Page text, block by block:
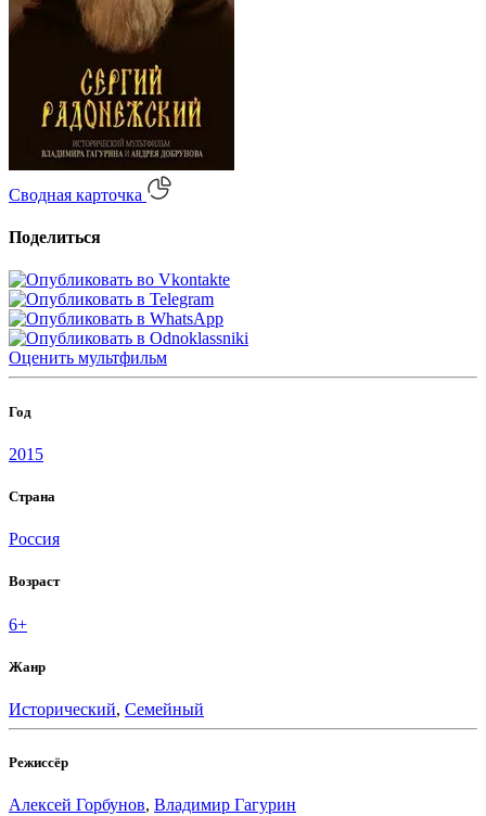
Сводная карточка
Поделиться
Оценить мультфильм
Год
2015
Страна
Россия
Возраст
6+
Жанр
Исторический, Семейный
Режиссёр
Алексей Горбунов, Владимир Гагурин